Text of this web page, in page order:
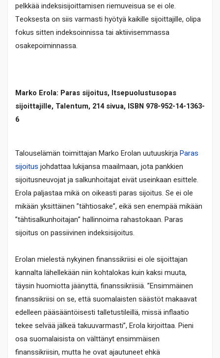
pelkkää indeksisijoittamisen riemuveisua se ei ole.
Teoksesta on siis varmasti hyötyä kaikille sijoittajille, olipa
fokus sitten indeksoinnissa tai aktiivisemmassa
osakepoiminnassa.
Marko Erola: Paras sijoitus, Itsepuolustusopas
sijoittajille, Talentum, 214 sivua, ISBN 978-952-14-1363-
6
Talouselämän toimittajan Marko Erolan uutuuskirjaParas
sijoitus johdattaa lukijansa maailmaan, jota pankkien
sijoitusneuvojat ja salkunhoitajat eivät useinkaan esittele.
Erola paljastaa mikä on oikeasti paras sijoitus. Se ei ole
mikään yksittäinen ”tähtiosake”, eikä sen enempää mikään
”tähtisalkunhoitajan” hallinnoima rahastokaan. Paras
sijoitus on passiivinen indeksisijoitus.
Erolan mielestä nykyinen finanssikriisi ei ole sijoittajan
kannalta lähellekään niin kohtalokas kuin kaksi muuta,
täysin huomiotta jäänyttä, finanssikriisiä. ”Ensimmäinen
finanssikriisi on se, että suomalaisten säästöt makaavat
edelleen pääsääntöisesti talletustileillä, missä inflaatio
tekee selvää jälkeä takuuvarmasti”, Erola kirjoittaa. Pieni
osa suomalaisista on välttänyt ensimmäisen
finanssikriisin, mutta he ovat ajautuneet ehkä